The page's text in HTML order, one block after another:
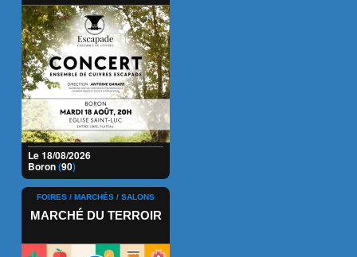
Le 18/08/2026
Boron(90)
FOIRES / MARCHÉS / SALONS
MARCHÉ DU TERROIR